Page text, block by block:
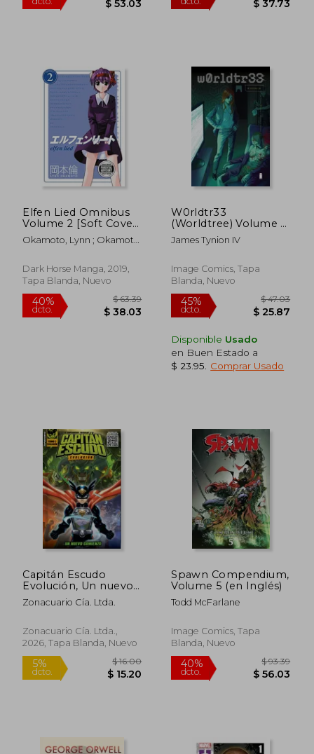
40% 45%
Elfen Lied Omnibus
Volume 2 [Soft Cover
] (en Inglés)
Okamoto, Lynn ; Okamoto,
Dark Horse Manga, 2019,
Tapa Blanda, Nuevo
40%
dcto. $ 38.03
W0rldtr33
(Worldtree) Volume 2
(en Inglés)
James Tynion IV
Image Comics, Tapa
Blanda, Nuevo
45%
dcto.
Disponible Usado
en Buen Estado a
$ 23.95
Comprar Usado
Capitán Escudo
Evolución, Un nuevo
comienzo
Zonacuario Cía. Ltda.
Zonacuario Cía. Ltda.,
2026, Tapa Blanda, Nuevo
Spawn Compendium,
Volume 5 (en Inglés)
Todd McFarlane
Image Comics, Tapa
Blanda, Nuevo